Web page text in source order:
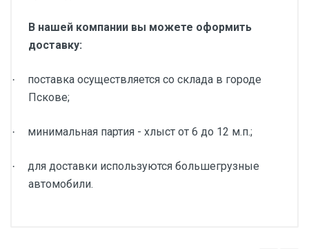
В нашей компании вы можете оформить
доставку:
·
поставка осуществляется со склада в городе
Пскове;
· минимальная партия - хлыст от 6 до 12 м.п.;
·
для доставки используются большегрузные
автомобили.